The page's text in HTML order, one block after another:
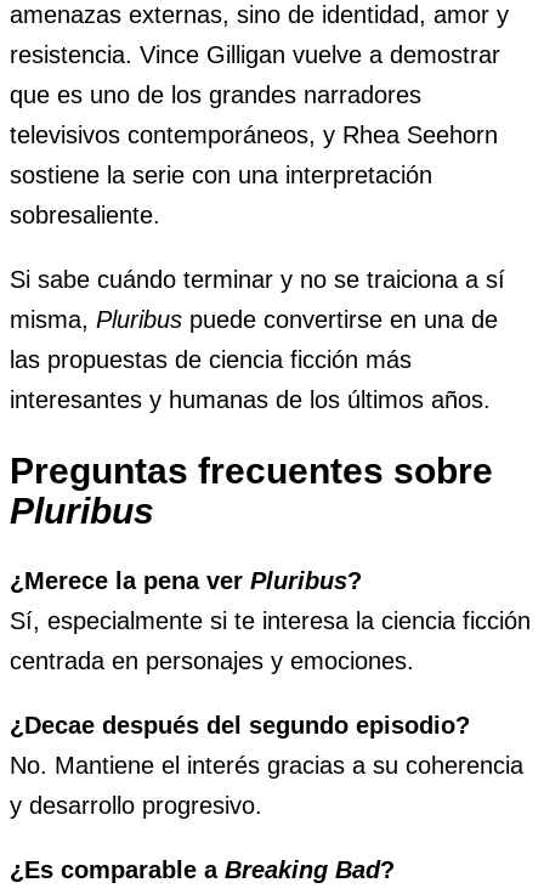
amenazas externas, sino de identidad, amor y
resistencia. Vince Gilligan vuelve a demostrar
que es uno de los grandes narradores
televisivos contemporáneos, y Rhea Seehorn
sostiene la serie con una interpretación
sobresaliente.
Si sabe cuándo terminar y no se traiciona a sí
misma, Pluribus puede convertirse en una de
las propuestas de ciencia ficción más
interesantes y humanas de los últimos años.
Preguntas frecuentes sobre
Pluribus
¿Merece la pena ver Pluribus?
Sí, especialmente si te interesa la ciencia ficción
centrada en personajes y emociones.
¿Decae después del segundo episodio?
No. Mantiene el interés gracias a su coherencia
y desarrollo progresivo.
¿Es comparable a Breaking Bad?